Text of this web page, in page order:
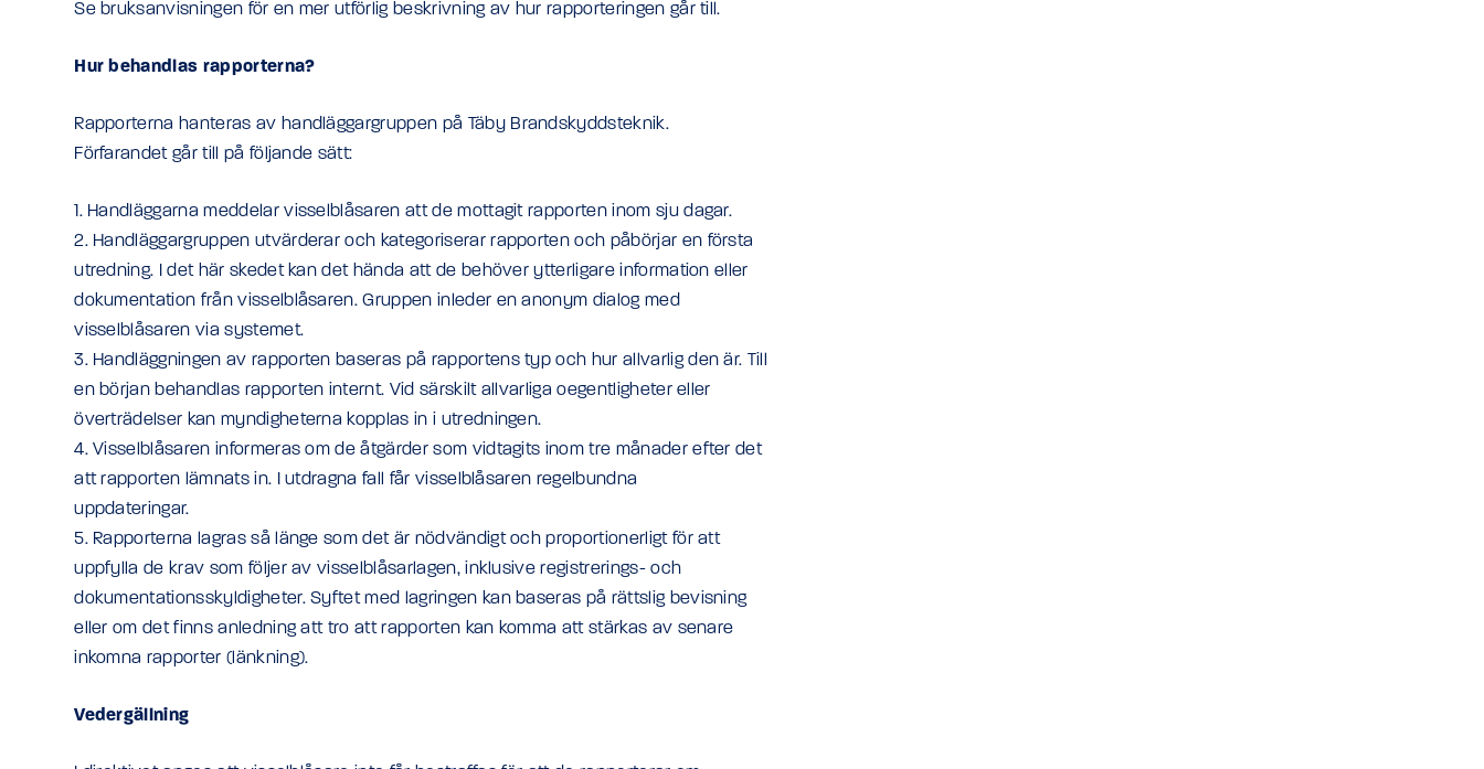
Se bruksanvisningen för en mer utförlig beskrivning av hur rapporteringen går till.
Hur behandlas rapporterna?
Rapporterna hanteras av handläggargruppen på Täby Brandskyddsteknik.
Förfarandet går till på följande sätt:
1. Handläggarna meddelar visselblåsaren att de mottagit rapporten inom sju dagar.
2. Handläggargruppen utvärderar och kategoriserar rapporten och påbörjar en första
utredning. I det här skedet kan det hända att de behöver ytterligare information eller
dokumentation från visselblåsaren. Gruppen inleder en anonym dialog med
visselblåsaren via systemet.
3. Handläggningen av rapporten baseras på rapportens typ och hur allvarlig den är. Till
en början behandlas rapporten internt. Vid särskilt allvarliga oegentligheter eller
överträdelser kan myndigheterna kopplas in i utredningen.
4. Visselblåsaren informeras om de åtgärder som vidtagits inom tre månader efter det
att rapporten lämnats in. I utdragna fall får visselblåsaren regelbundna
uppdateringar.
5. Rapporterna lagras så länge som det är nödvändigt och proportionerligt för att
uppfylla de krav som följer av visselblåsarlagen, inklusive registrerings- och
dokumentationsskyldigheter. Syftet med lagringen kan baseras på rättslig bevisning
eller om det finns anledning att tro att rapporten kan komma att stärkas av senare
inkomna rapporter (länkning).
Vedergällning